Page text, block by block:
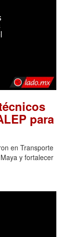
para
en Transporte
y fortalecer